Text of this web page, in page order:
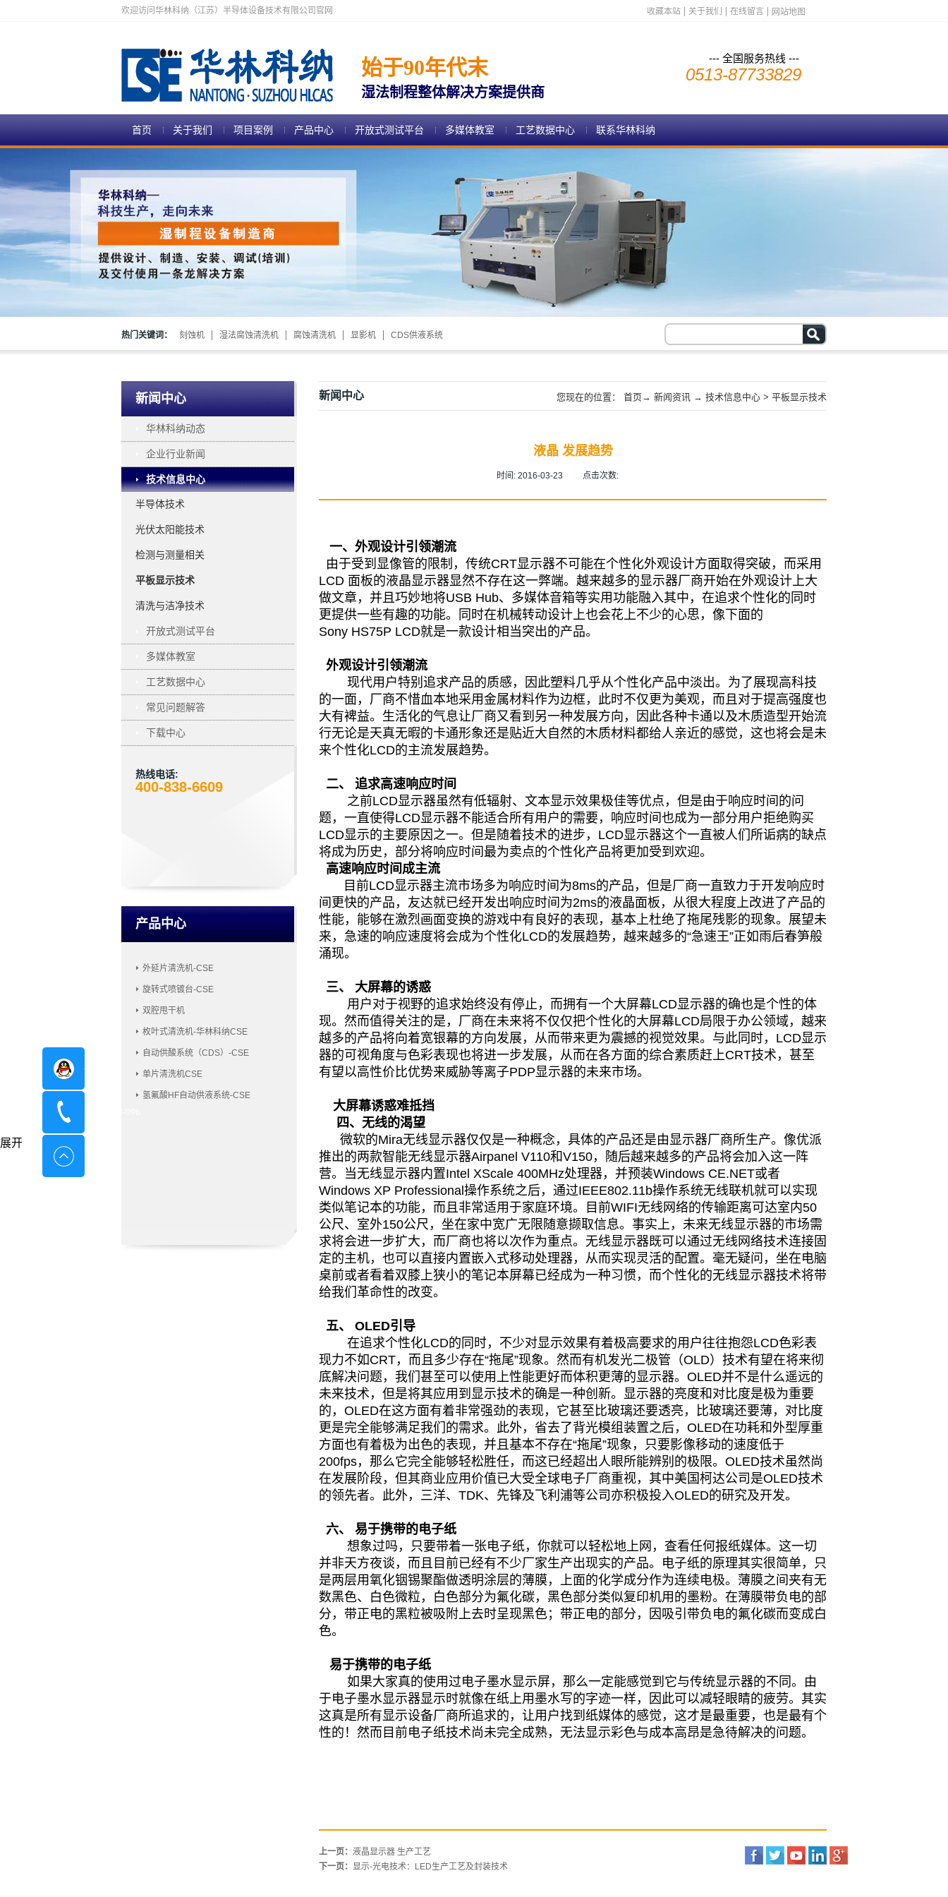
欢迎访问华林科纳（江苏）半导体设备技术有限公司官网 收藏本站 关于我们 在线留言 网站地图
始于90年代末
湿法制程整体解决方案提供商
--- 全国服务热线 ---
0513-87733829
首页 关于我们 项目案例 产品中心 开放式测试平台 多媒体教室 工艺数据中心 联系华林科纳
热门关键词： 刻蚀机 湿法腐蚀清洗机 腐蚀清洗机 显影机 CDS供液系统
新闻中心
华林科纳动态
企业行业新闻
技术信息中心
半导体技术
光伏太阳能技术
检测与测量相关
平板显示技术
清洗与洁净技术
开放式测试平台
多媒体教室
工艺数据中心
常见问题解答
下载中心
热线电话:
400-838-6609
产品中心
外延片清洗机-CSE
旋转式喷镀台-CSE
双腔甩干机
枚叶式清洗机-华林科纳CSE
自动供酸系统（CDS）-CSE
单片清洗机CSE
氢氟酸HF自动供液系统-CSE
新闻中心 您现在的位置： 首页→ 新闻资讯 → 技术信息中心 > 平板显示技术
液晶 发展趋势
时间: 2016-03-23 点击次数:
一、 外观设计引领潮流
由于受到显像管的限制，传统CRT显示器不可能在个性化外观设计方面取得突破，而采用
LCD 面板的液晶显示器显然不存在这一弊端。越来越多的显示器厂商开始在外观设计上大
做文章，并且巧妙地将USB Hub、多媒体音箱等实用功能融入其中，在追求个性化的同时
更提供一些有趣的功能。同时在机械转动设计上也会花上不少的心思，像下面的
Sony HS75P LCD就是一款设计相当突出的产品。
外观设计引领潮流
现代用户特别追求产品的质感，因此塑料几乎从个性化产品中淡出。为了展现高科技
的一面，厂商不惜血本地采用金属材料作为边框，此时不仅更为美观，而且对于提高强度也
大有裨益。生活化的气息让厂商又看到另一种发展方向，因此各种卡通以及木质造型开始流
行无论是天真无暇的卡通形象还是贴近大自然的木质材料都给人亲近的感觉，这也将会是未
来个性化LCD的主流发展趋势。
二、 追求高速响应时间
之前LCD显示器虽然有低辐射、文本显示效果极佳等优点，但是由于响应时间的问
题，一直使得LCD显示器不能适合所有用户的需要，响应时间也成为一部分用户拒绝购买
LCD显示的主要原因之一。但是随着技术的进步，LCD显示器这个一直被人们所诟病的缺点
将成为历史，部分将响应时间最为卖点的个性化产品将更加受到欢迎。
高速响应时间成主流
目前LCD显示器主流市场多为响应时间为8ms的产品，但是厂商一直致力于开发响应时
间更快的产品，友达就已经开发出响应时间为2ms的液晶面板，从很大程度上改进了产品的
性能，能够在激烈画面变换的游戏中有良好的表现，基本上杜绝了拖尾残影的现象。展望未
来，急速的响应速度将会成为个性化LCD的发展趋势，越来越多的“急速王”正如雨后春笋般
涌现。
三、 大屏幕的诱惑
用户对于视野的追求始终没有停止，而拥有一个大屏幕LCD显示器的确也是个性的体
现。然而值得关注的是，厂商在未来将不仅仅把个性化的大屏幕LCD局限于办公领域，越来
越多的产品将向着宽银幕的方向发展，从而带来更为震撼的视觉效果。与此同时，LCD显示
器的可视角度与色彩表现也将进一步发展，从而在各方面的综合素质赶上CRT技术，甚至
有望以高性价比优势来威胁等离子PDP显示器的未来市场。
大屏幕诱惑难抵挡
四、无线的渴望
微软的Mira无线显示器仅仅是一种概念，具体的产品还是由显示器厂商所生产。像优派
推出的两款智能无线显示器Airpanel V110和V150，随后越来越多的产品将会加入这一阵
营。当无线显示器内置Intel XScale 400MHz处理器，并预装Windows CE.NET或者
Windows XP Professional操作系统之后，通过IEEE802.11b操作系统无线联机就可以实现
类似笔记本的功能，而且非常适用于家庭环境。目前WIFI无线网络的传输距离可达室内50
公尺、室外150公尺，坐在家中宽广无限随意撷取信息。事实上，未来无线显示器的市场需
求将会进一步扩大，而厂商也将以次作为重点。无线显示器既可以通过无线网络技术连接固
定的主机，也可以直接内置嵌入式移动处理器，从而实现灵活的配置。毫无疑问，坐在电脑
桌前或者看着双膝上狭小的笔记本屏幕已经成为一种习惯，而个性化的无线显示器技术将带
给我们革命性的改变。
五、 OLED引导
在追求个性化LCD的同时，不少对显示效果有着极高要求的用户往往抱怨LCD色彩表
现力不如CRT，而且多少存在“拖尾”现象。然而有机发光二极管（OLD）技术有望在将来彻
底解决问题，我们甚至可以使用上性能更好而体积更薄的显示器。OLED并不是什么遥远的
未来技术，但是将其应用到显示技术的确是一种创新。显示器的亮度和对比度是极为重要
的，OLED在这方面有着非常强劲的表现，它甚至比玻璃还要透亮，比玻璃还要薄，对比度
更是完全能够满足我们的需求。此外，省去了背光模组装置之后，OLED在功耗和外型厚重
方面也有着极为出色的表现，并且基本不存在“拖尾”现象，只要影像移动的速度低于
200fps，那么它完全能够轻松胜任，而这已经超出人眼所能辨别的极限。OLED技术虽然尚
在发展阶段，但其商业应用价值已大受全球电子厂商重视，其中美国柯达公司是OLED技术
的领先者。此外，三洋、TDK、先锋及飞利浦等公司亦积极投入OLED的研究及开发。
六、 易于携带的电子纸
想象过吗，只要带着一张电子纸，你就可以轻松地上网，查看任何报纸媒体。这一切
并非天方夜谈，而且目前已经有不少厂家生产出现实的产品。电子纸的原理其实很简单，只
是两层用氧化铟锡聚酯做透明涂层的薄膜，上面的化学成分作为连续电极。薄膜之间夹有无
数黑色、白色微粒，白色部分为氟化碳，黑色部分类似复印机用的墨粉。在薄膜带负电的部
分，带正电的黑粒被吸附上去时呈现黑色；带正电的部分，因吸引带负电的氟化碳而变成白
色。
易于携带的电子纸
如果大家真的使用过电子墨水显示屏，那么一定能感觉到它与传统显示器的不同。由
于电子墨水显示器显示时就像在纸上用墨水写的字迹一样，因此可以减轻眼睛的疲劳。其实
这真是所有显示设备厂商所追求的，让用户找到纸媒体的感觉，这才是最重要，也是最有个
性的！然而目前电子纸技术尚未完全成熟，无法显示彩色与成本高昂是急待解决的问题。
上一页： 液晶显示器 生产工艺
下一页： 显示-光电技术：LED生产工艺及封装技术
在线咨询
展开